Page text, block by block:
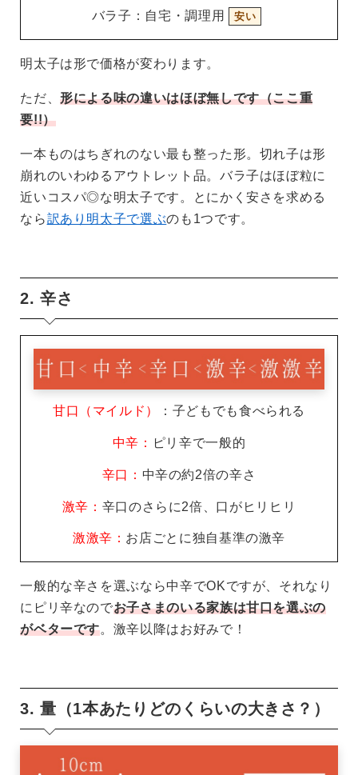
バラ子：自宅・調理用 安い
明太子は形で価格が変わります。
ただ、形による味の違いはほぼ無しです（ここ重
要!!）
一本ものはちぎれのない最も整った形。切れ子は形
崩れのいわゆるアウトレット品。バラ子はほぼ粒に
近いコスパ◎な明太子です。とにかく安さを求める
なら訳あり明太子で選ぶのも1つです。
2. 辛さ
甘口（マイルド） ：子どもでも食べられる
中辛： ピリ辛で一般的
辛口： 中辛の約2倍の辛さ
激辛： 辛口のさらに2倍、口がヒリヒリ
激激辛： お店ごとに独自基準の激辛
一般的な辛さを選ぶなら中辛でOKですが、それなり
にピリ辛なのでお子さまのいる家族は甘口を選ぶの
がベターです。激辛以降はお好みで！
3. 量（1本あたりどのくらいの大きさ？）